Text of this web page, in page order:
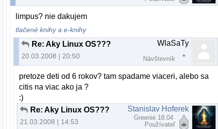
limpus? nie dakujem
tlačené knihy a e-knihy
Re: Aky Linux OS???
20.03.2008 | 20:50
WlaSaTy
Návštevník
pretoze deti od 6 rokov? tam spadame viaceri, alebo sa
citis na viac ako ja ?
:)
Re: Aky Linux OS???
21.03.2008 | 14:53
Stanislav Hoferek
Greenie 18.04
Používateľ